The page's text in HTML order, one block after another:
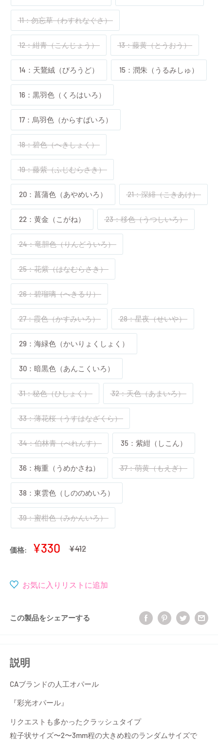
11：勿忘草（わすれなぐさ）
12：紺青（こんじょう） 13：藤黄（とうおう）
14：天鵞絨（びろうど） 15：潤朱（うるみしゅ）
16：黒羽色（くろはいろ）
17：烏羽色（からすばいろ）
18：碧色（へきしょく）
19：藤紫（ふじむらさき）
20：菖蒲色（あやめいろ） 21：深緋（こきあけ）
22：黄金（こがね） 23：移色（うつしいろ）
24：竜胆色（りんどういろ）
25：花紫（はなむらさき）
26：碧瑠璃（へきるり）
27：霞色（かすみいろ） 28：星夜（せいや）
29：海緑色（かいりょくしょく）
30：暗黒色（あんこくいろ）
31：秘色（ひしょく） 32：天色（あまいろ）
33：薄花桜（うすはなざくら）
34：伯林青（べれんす） 35：紫紺（しこん）
36：梅重（うめかさね） 37：萌黄（もえぎ）
38：東雲色（しののめいろ）
39：蜜柑色（みかんいろ）
価格:
販
格
¥330
通
¥412
お気に入りリストに追加
この製品をシェアーする
説明
CAブランドの人工オパール
『彩光オパール』
リクエストも多かったクラッシュタイプ
粒子状サイズ〜2〜3mm程の大きめ粒のランダムサイズで